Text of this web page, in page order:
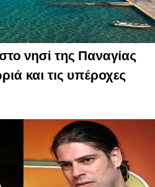
νησί της Παναγίας
και τις υπέροχες